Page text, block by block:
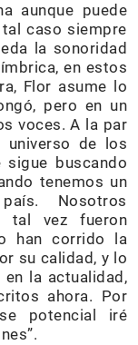
aunque puede
caso siempre
la sonoridad
en estos
Flor asume lo
pero en un
voces. A la par
universo de los
buscando
tenemos un
Nosotros
tal vez fueron
han corrido la
su calidad, y lo
en la actualidad,
ahora. Por
potencial iré